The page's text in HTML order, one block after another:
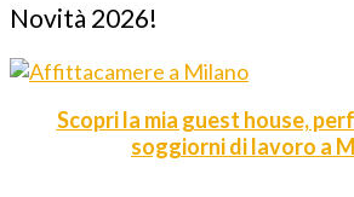
Novità 2026!
Scopri la mia guest house,
soggiorni di lavoro a